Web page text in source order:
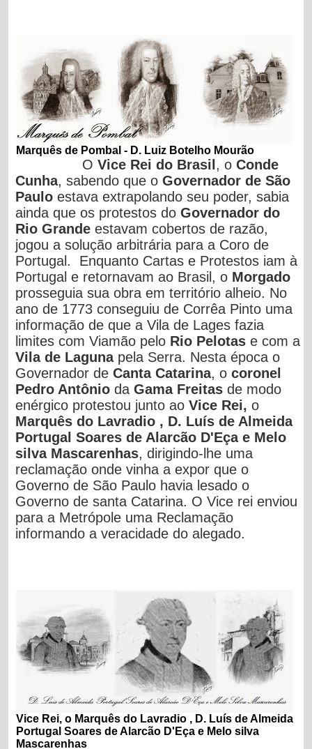
Marquês de Pombal - D. Luiz Botelho Mourão
OVice Rei do Brasil , oConde
Cunha, sabendo que oGovernador de São
Paulo estava extrapolando seu poder, sabia
ainda que os protestos doGovernador do
Rio Grande estavam cobertos de razão,
jogou a solução arbitrária para a Coro de
Portugal. Enquanto Cartas e Protestos iam à
Portugal e retornavam ao Brasil, o Morgado
prosseguia sua obra em território alheio. No
ano de 1773 conseguiu de Corrêa Pinto uma
informação de que a Vila de Lages fazia
limites com Viamão pelo Rio Pelotas e com a
Vila de Lagunapela Serra. Nesta época o
Governador deCanta Catarina, ocoronel
Pedro Antônio daGama Freitasde modo
enérgico protestou junto aoVice Rei, o
Marquês do Lavradio , D. Luís de Almeida
Portugal Soares de Alarcão D'Eça e Melo
silva Mascarenhas, dirigindo-lhe uma
reclamação onde vinha a expor que o
Governo de São Paulo havia lesado o
Governo de santa Catarina. O Vice rei enviou
para a Metrópole uma Reclamação
informando a veracidade do alegado.
Vice Rei,o Marquês do Lavradio , D. Luís de Almeida
Portugal Soares de Alarcão D'Eça e Melo silva
Mascarenhas